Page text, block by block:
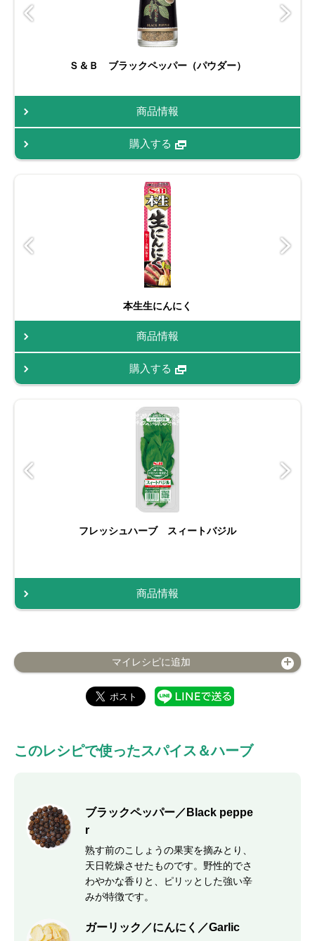
Ｓ＆Ｂ ブラックペッパー（パウダー）
商品情報
購入する
本生生にんにく
商品情報
購入する
フレッシュハーブ スィートバジル
商品情報
マイレシピに追加
このレシピで使ったスパイス＆ハーブ
ブラックペッパー／Black peppe
r
熟す前のこしょうの果実を摘みとり、
天日乾燥させたものです。野性的でさ
わやかな香りと、ピリッとした強い辛
みが特徴です。
ガーリック／にんにく／Garlic